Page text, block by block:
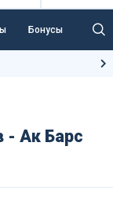
Бонусы
- Ак Барс